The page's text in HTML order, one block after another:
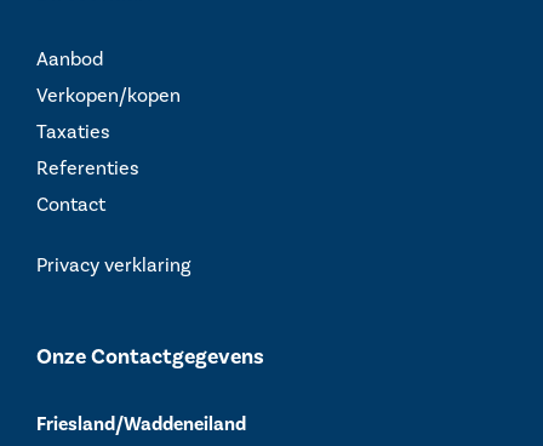
Aanbod
Verkopen/kopen
Taxaties
Referenties
Contact
Privacy verklaring
Onze Contactgegevens
Friesland/Waddeneiland